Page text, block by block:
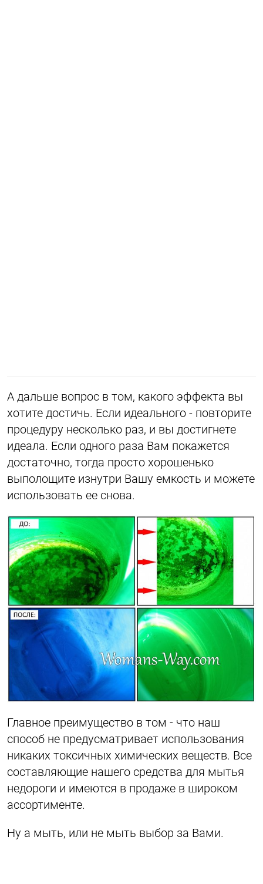
А дальше вопрос в том, какого эффекта вы
хотите достичь. Если идеального - повторите
процедуру несколько раз, и вы достигнете
идеала. Если одного раза Вам покажется
достаточно, тогда просто хорошенько
выполощите изнутри Вашу емкость и можете
использовать ее снова.
Главное преимущество в том - что наш
способ не предусматривает использования
никаких токсичных химических веществ. Все
составляющие нашего средства для мытья
недороги и имеются в продаже в широком
ассортименте.
Ну а мыть, или не мыть выбор за Вами.